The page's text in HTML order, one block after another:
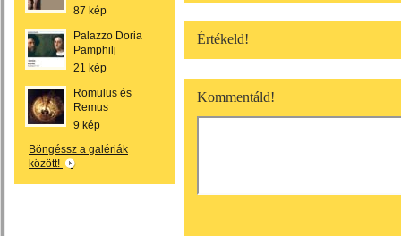
87 kép
Palazzo Doria
Pamphilj
21 kép
Romulus és
Remus
9 kép
Böngéssz a galériák
között!
Értékeld!
Kommentáld!